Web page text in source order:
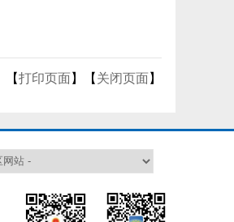
【打印页面】【 关闭页面】